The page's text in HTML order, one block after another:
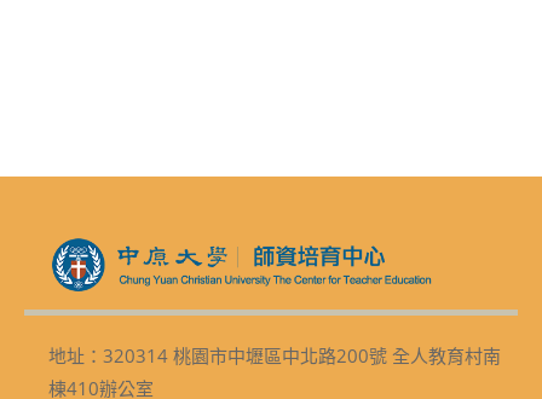
地址：320314 桃園市中壢區中北路200號 全人教育村南
棟410辦公室